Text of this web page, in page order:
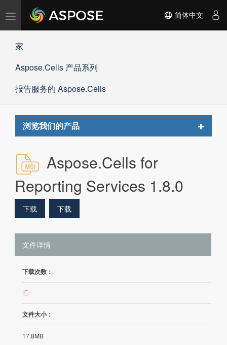
切
航
简体中文
家
Aspose.Cells 产品系列
报告服务的 Aspose.Cells
浏览我们的产品
Toggle
Aspose.Cells for
Reporting Services 1.8.0
下载 下载
文件详情
下载次数：
301
文件大小：
17.8MB